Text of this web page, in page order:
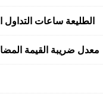
الطليعة ساعات
معدل ضريبة القيمة